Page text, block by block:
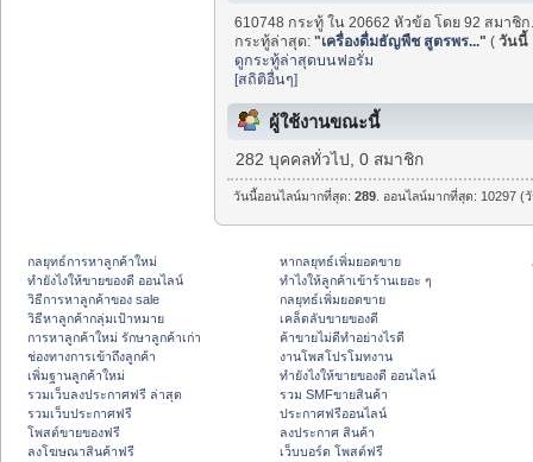
610748 กระทู้ ใน 20662 หัวข้อ โดย 92 สมาชิ
กระทู้ล่าสุด:"เครื่องดื่มธัญพืช สูตรพร..." (วันนี้
ดูกระทู้ล่าสุดบนฟอรั่ม
[สถิติอื่นๆ]
ผู้ใช้งานขณะนี้
282 บุคคลทั่วไป, 0 สมาชิก
วันนี้ออนไลน์มากที่สุด:289 . ออนไลน์มากที่สุด: 10297
กลยุทธ์การหาลูกค้าใหม่
ทํายังไงให้ขายของดี ออนไลน์
วิธีการหาลูกค้าของ sale
วิธีหาลูกค้ากลุ่มเป้าหมาย
การหาลูกค้าใหม่ รักษาลูกค้าเก่า
ช่องทางการเข้าถึงลูกค้า
เพิ่มฐานลูกค้าใหม่
รวมเว็บลงประกาศฟรี ล่าสุด
รวมเว็บประกาศฟรี
โพสต์ขายของฟรี
ลงโฆษณาสินค้าฟรี
หากลยุทธ์เพิ่มยอดขาย
ทําไงให้ลูกค้าเข้าร้านเยอะ ๆ
กลยุทธ์เพิ่มยอดขาย
เคล็ดลับขายของดี
ค้าขายไม่ดีทำอย่างไรดี
งานโพสโปรโมทงาน
ทํายังไงให้ขายของดี ออนไลน์
รวม SMFขายสินค้า
ประกาศฟรีออนไลน์
ลงประกาศ สินค้า
เว็บบอร์ด โพสต์ฟรี